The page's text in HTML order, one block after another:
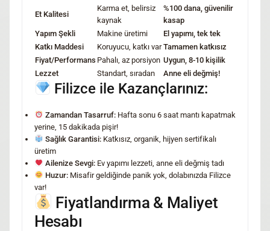
Et Kalitesi
Karma et, belirsiz
kaynak
%100 dana, güvenilir
kasap
Yapım Şekli
Makine üretimi
El yapımı, tek tek
Katkı Maddesi
Koruyucu, katkı var Tamamen katkısız
Fiyat/Performans Pahalı, az porsiyon Uygun, 8-10 kişilik
Lezzet
Standart, sıradan Anne eli değmiş!
Filizce ile Kazançlarınız:
Zamandan Tasarruf:Hafta sonu 6 saat mantı kapatmak
yerine, 15 dakikada pişir!
Sağlık Garantisi:Katkısız, organik, hijyen sertifikalı
üretim
Ailenize Sevgi:Ev yapımı lezzeti, anne eli değmiş tadı
Huzur:Misafir geldiğinde panik yok, dolabınızda Filizce
var!
Fiyatlandırma & Maliyet
Hesabı